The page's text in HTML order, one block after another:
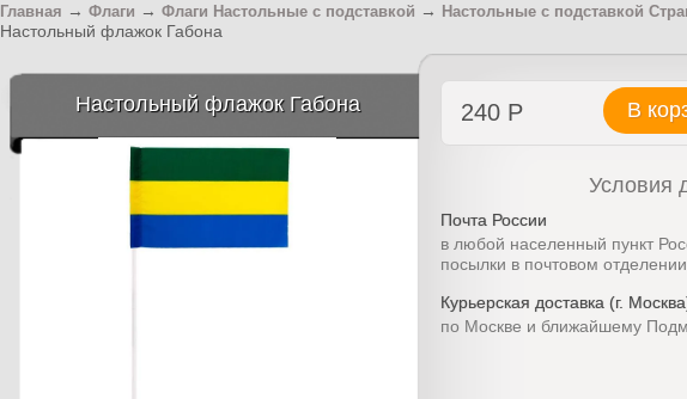
Главная → Флаги → Флаги Настольные с подставкой → Настольные с подставкой
Настольный флажок Габона
Настольный флажок Габона 240 Р В
Условия
Почта России
в любой населенный пункт
посылки в почтовом
Курьерская доставка (г.
по Москве и ближайшему